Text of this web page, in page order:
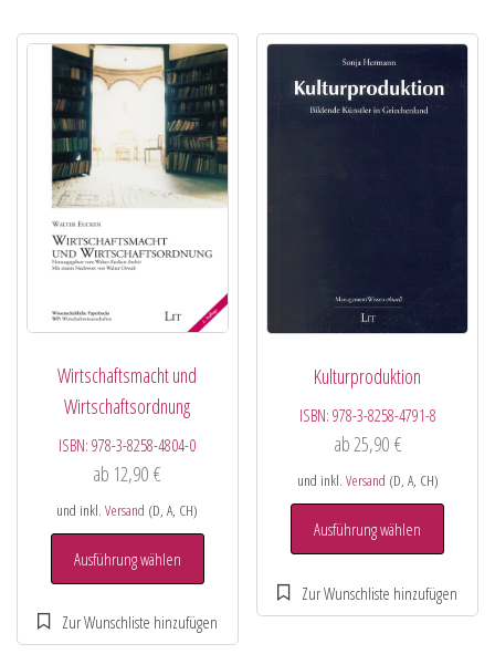
Wirtschaftsmacht und
Wirtschaftsordnung
ISBN:978-3-8258-4804-0
ab 12,90€
und inkl.Versand (D, A, CH)
Ausführung wählen
Kulturproduktion
ISBN: 978-3-8258-4791-8
ab25,90 €
und inkl. Versand (D, A, CH)
Ausführung wählen